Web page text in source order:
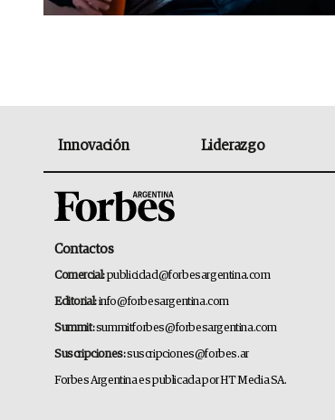
Innovación Liderazgo
Contactos
Comercial:publicidad@forbesargentina.com
Editorial:info@forbesargentina.com
Summit:summitforbes@forbesargentina.com
Suscripciones:suscripciones@forbes.ar
Forbes Argentina es publicada por HT Media SA.